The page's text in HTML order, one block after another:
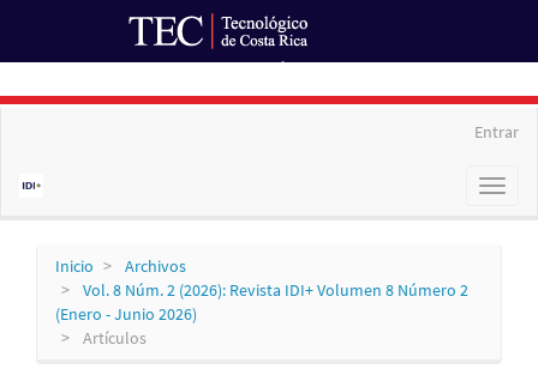
Entrar
Toggle
Inicio
Archivos
Vol. 8 Núm. 2 (2026): Revista IDI+ Volumen 8 Número 2
(Enero - Junio 2026)
Artículos